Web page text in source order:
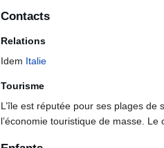
Contacts
Relations
Idem Italie
Tourisme
L’île est réputée pour ses plages
l’économie touristique de masse.